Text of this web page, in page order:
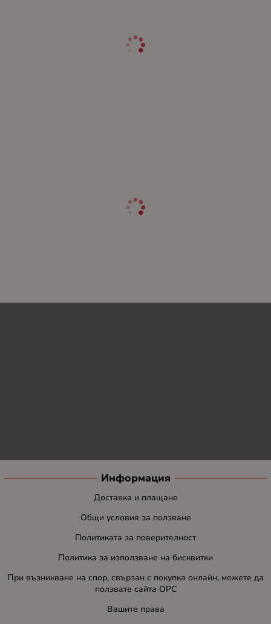
Информация
Доставка и плащане
Общи условия за ползване
Политиката за поверителност
Политика за използване на бисквитки
При възникване на спор, свързан с покупка онлайн, можете да
ползвате сайта ОРС
Вашите права